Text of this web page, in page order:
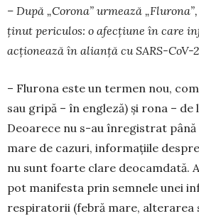
– După „Corona” urmează
ținut periculos: o afec­țiune în care
acționează în alianță cu SARS-CoV-
– Flurona este un termen nou,
sau gri­pă – în engleză) și rona –
Deoa­rece nu s-au înregistrat până
mare de cazuri, informațiile
nu sunt foarte clare deocam­dată.
pot manifesta prin sem­nele unei
respiratorii (febră mare, alterarea